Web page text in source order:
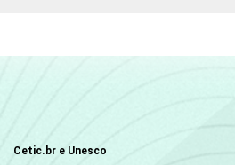
Cetic.br e Unesco